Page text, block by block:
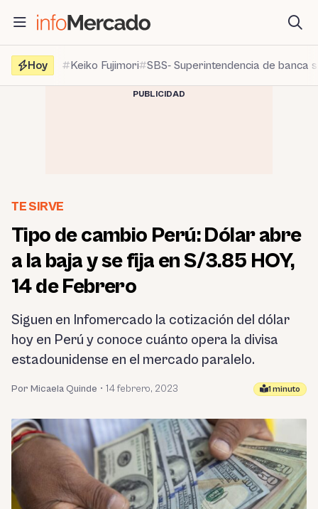
contenido
Hoy
Keiko Fujimori SBS- Superintendencia de banca
PUBLICIDAD
TE SIRVE
Tipo de cambio Perú: Dólar abre
a la baja y se fija en S/3.85 HOY,
14 de Febrero
Siguen en Infomercado la cotización del dólar
hoy en Perú y conoce cuánto opera la divisa
estadounidense en el mercado paralelo.
Por Micaela Quinde • 14 febrero, 2023 1 minuto